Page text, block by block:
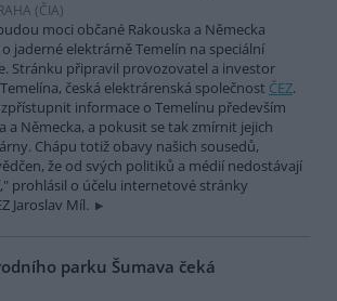
(ČIA)
moci občané Rakouska a Německa
jaderné elektrárně Temelín na speciální
Stránku připravil provozovatel a investor
česká elektrárenská společnost ČEZ.
informace o Temelínu především
a Německa, a pokusit se tak zmírnit jejich
Chápu totiž obavy našich sousedů,
že od svých politiků a médií nedostávají
prohlásil o účelu internetové stránky
Jaroslav Míl.
parku Šumava čeká